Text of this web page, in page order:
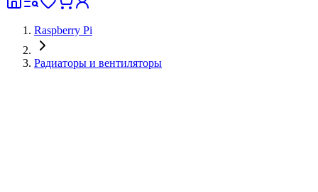
Raspberry Pi
Радиаторы и вентиляторы